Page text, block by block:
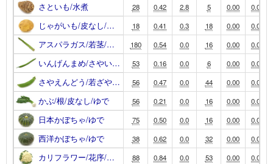
さといも/水煮 28 0.42 2.8 5 0.00 0.00
じゃがいも/皮なし/… 18 0.41 0.3 18 0.00 0.00
アスパラガス/若茎/… 180 0.54 0.0 16 0.00 0.00
いんげんまめ/さやい… 53 0.16 0.0 6 0.00 0.00
さやえんどう/若ざや… 56 0.47 0.0 44 0.00 0.00
かぶ/根/皮なし/ゆで 56 0.21 0.0 16 0.00 0.00
日本かぼちゃ/ゆで 75 0.50 0.0 16 0.00 0.00
西洋かぼちゃ/ゆで 38 0.62 0.0 32 0.00 0.00
カリフラワー/花序/… 88 0.84 0.0 53 0.00 0.00